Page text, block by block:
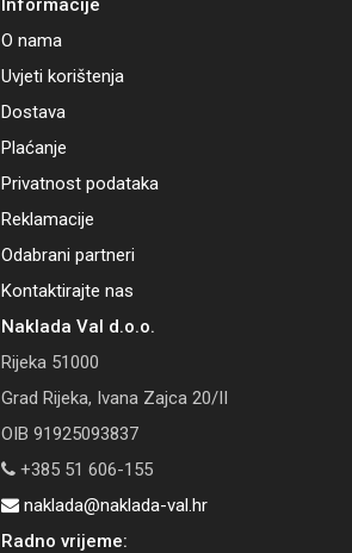
Informacije
O nama
Uvjeti korištenja
Dostava
Plaćanje
Privatnost podataka
Reklamacije
Odabrani partneri
Kontaktirajte nas
Naklada Val d.o.o.
Rijeka 51000
Grad Rijeka, Ivana Zajca 20/II
OIB 91925093837
+385 51 606-155
naklada@naklada-val.hr
Radno vrijeme: